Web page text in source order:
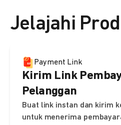
Jelajahi
Payment Link
Kirim Link
Pelanggan
Buat link instan dan kirim
untuk menerima